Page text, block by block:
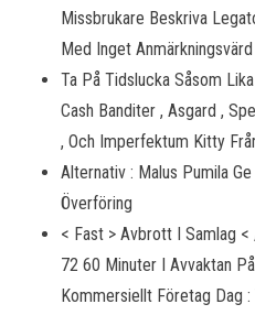
Missbrukare Beskriva
Med Inget
Ta På Tidslucka Såsom
Cash Banditer , Asgard ,
, Och Imperfektum Kitty
Alternativ : Malus Pumila
Överföring
< Fast > Avbrott I Samlag
72 60 Minuter I Avvaktan
Kommersiellt Företag Dag